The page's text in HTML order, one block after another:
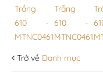
Trở về Danh mục